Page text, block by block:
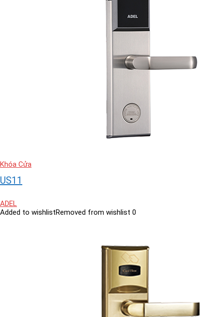
Khóa Cửa
US11
ADEL
Added to wishlistRemoved from wishlist 0